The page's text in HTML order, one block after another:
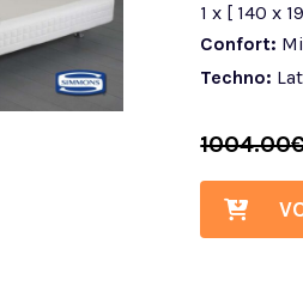
1 x [ 140 x
Confort:
Techno:
1004.00